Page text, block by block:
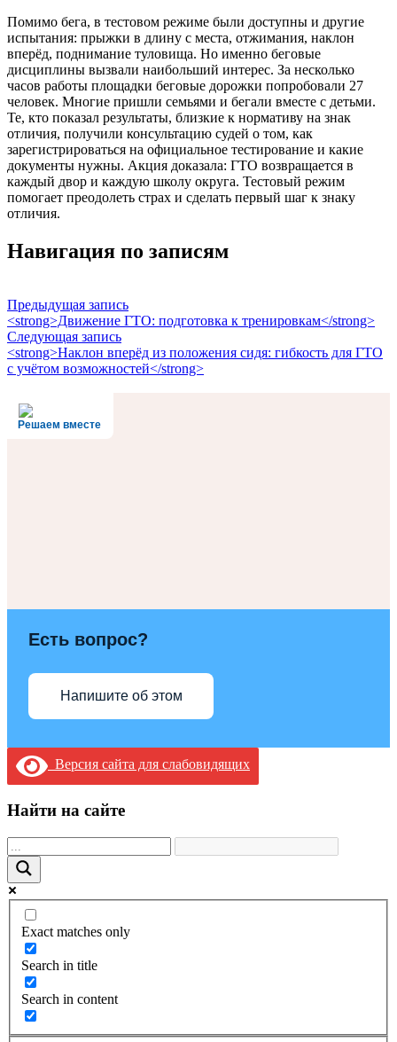
Помимо бега, в тестовом режиме были доступны и другие
испытания: прыжки в длину с места, отжимания, наклон
вперёд, поднимание туловища. Но именно беговые
дисциплины вызвали наибольший интерес. За несколько
часов работы площадки беговые дорожки попробовали 27
человек. Многие пришли семьями и бегали вместе с детьми.
Те, кто показал результаты, близкие к нормативу на знак
отличия, получили консультацию судей о том, как
зарегистрироваться на официальное тестирование и какие
документы нужны. Акция доказала: ГТО возвращается в
каждый двор и каждую школу округа. Тестовый режим
помогает преодолеть страх и сделать первый шаг к знаку
отличия.
Навигация по записям
Предыдущая запись
<strong>Движение ГТО: подготовка к тренировкам</strong>
Следующая запись
<strong>Наклон вперёд из положения сидя: гибкость для ГТО
с учётом возможностей</strong>
Решаем вместе
Есть вопрос?
Напишите об этом
Версия сайта для слабовидящих
Найти на сайте
Exact matches only
Search in title
Search in content